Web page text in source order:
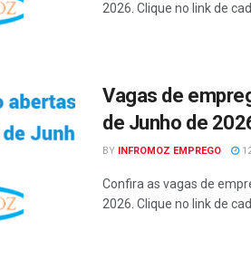
2026. Clique no link de
Vagas de
de Junho de
BY INFROMOZ EMPREGO
Confira as vagas de
2026. Clique no link de